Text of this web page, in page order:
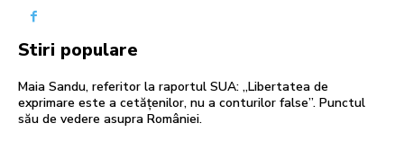
Stiri populare
Maia Sandu, referitor la raportul SUA: „Libertatea de
exprimare este a cetățenilor, nu a conturilor false”. Punctul
său de vedere asupra României.